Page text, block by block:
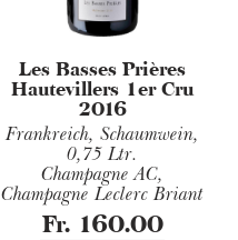
Les Basses Prières
Hautevillers 1er Cru
2016
Frankreich, Schaumwein,
0,75 Ltr.
Champagne AC,
Champagne Leclerc Briant
Fr. 160.00